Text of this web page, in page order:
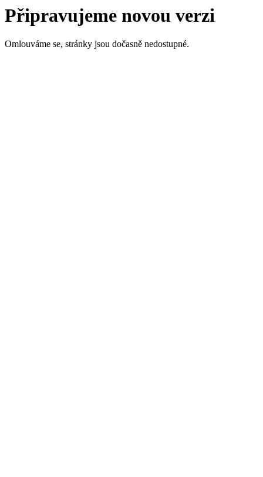
Připravujeme novou verzi
Omlouváme se, stránky jsou dočasně nedostupné.